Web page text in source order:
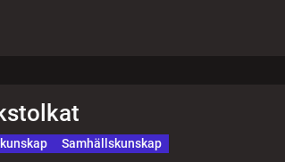
Samhällskunskap